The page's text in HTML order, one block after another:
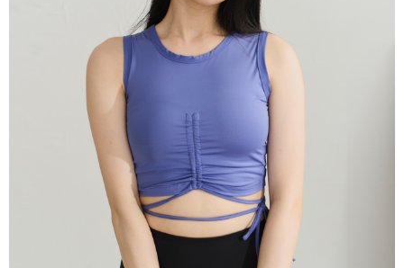
５．嚴禁一人註冊多個帳號或使用他人資訊註冊。若發現惡意使用之情形，
恩沛科技股份有限公司將有權停止該用戶之使用額度並採取法律行動。